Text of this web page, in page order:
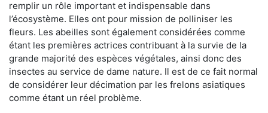
remplir un rôle important et indispensable dans
l’écosystème. Elles ont pour mission de polliniser les
fleurs. Les abeilles sont également considérées comme
étant les premières actrices contribuant à la survie de la
grande majorité des espèces végétales, ainsi donc des
insectes au service de dame nature. Il est de ce fait normal
de considérer leur décimation par les frelons asiatiques
comme étant un réel problème.